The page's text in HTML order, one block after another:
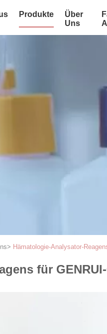
Produkte
Über
Uns
> Hämatologie-Analysator-
für